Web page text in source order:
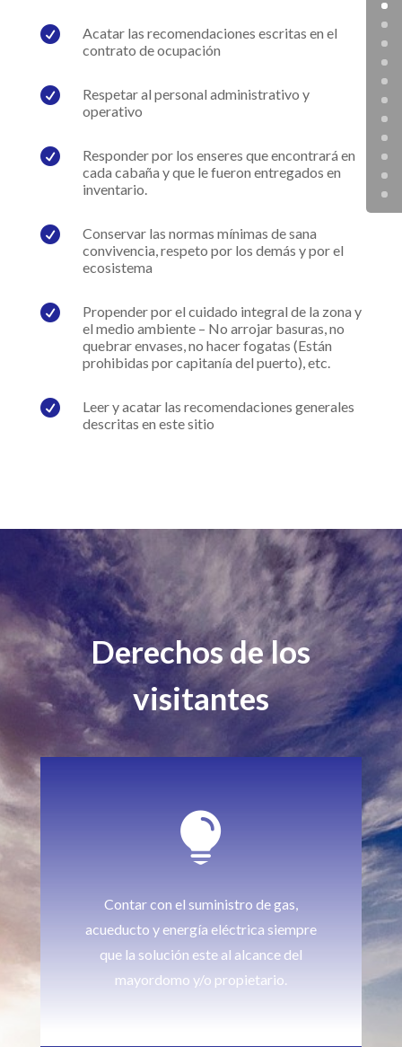

Acatar las recomendaciones escritas en el
contrato de ocupación

Respetar al personal administrativo y
operativo

Responder por los enseres que encontrará en
cada cabaña y que le fueron entregados en
inventario.

Conservar las normas mínimas de sana
convivencia, respeto por los demás y por el
ecosistema

Propender por el cuidado integral de la zona y
el medio ambiente – No arrojar basuras, no
quebrar envases, no hacer fogatas (Están
prohibidas por capitanía del puerto), etc.

Leer y acatar las recomendaciones generales
descritas en este sitio
Derechos de los
visitantes

Contar con el suministro de gas,
acueducto y energía eléctrica siempre
que la solución este al alcance del
mayordomo y/o propietario.